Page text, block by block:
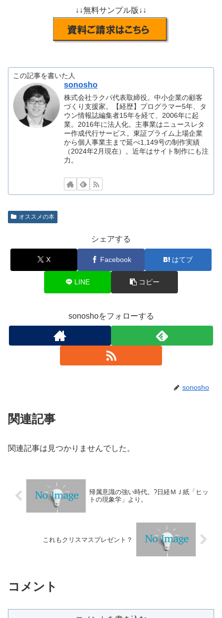
↓↓無料サンプル版↓↓
この記事を書いた人
sonosho
株式会社ラクパ代表取締役。中小企業の顧客
づくり支援家。【経歴】プログラマー5年、タ
ウン情報誌編集者15年を経て、2006年に起
業。2016年に法人化。主事業はニュースレタ
ー作成代行サービス。東証プライム上場企業
から個人事業主まで延べ1,149号の制作実績
（2024年2月現在）。近年はサイト制作にも注
力。
オススメの本
シェアする
X Facebook はてブ
LINE コピー
sonoshoをフォローする
sonosho
関連記事
関連記事は見つかりませんでした。
帰属意識の強い時代。?日経ＭＪ紙「ヒッ
トの現象学」より。
これもクリスマスプレゼント？
コメント